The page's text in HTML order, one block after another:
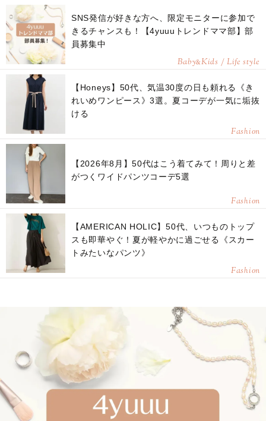
SNS発信が好きな方へ、限定モニターに参加で
きるチャンスも！【4yuuuトレンドママ部】部
員募集中
Baby&Kids / Life style
【Honeys】50代、気温30度の日も頼れる《き
れいめワンピース》3選。夏コーデが一気に垢抜
ける
Fashion
【2026年8月】50代はこう着てみて！周りと差
がつくワイドパンツコーデ5選
Fashion
【AMERICAN HOLIC】50代、いつものトップ
スも即華やぐ！夏が軽やかに過ごせる《スカー
トみたいなパンツ》
Fashion